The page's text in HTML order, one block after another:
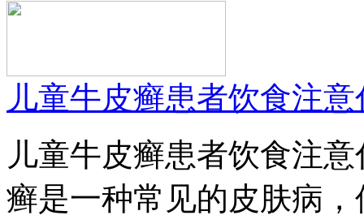
儿童牛皮癣患者饮食注意
儿童牛皮癣患者饮食注
癣是一种常见的皮肤病